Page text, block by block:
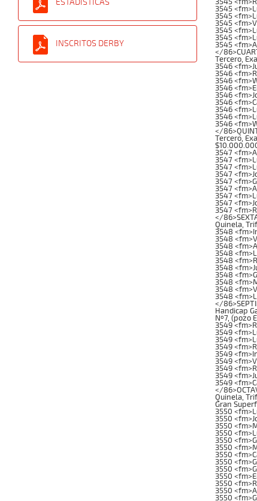
ESTADÍSTICAS
INSCRITOS DERBY
3545
3545
3545
3545
3545
3545
</
Tercero,
3546
3546
3546
3546
3546
3546
3546
3546
3546
</
Tercero,
3547
3547
3547
3547
3547
3547
3547
3547
3547
</
Quinela,
3548
3548
3548
3548
3548
3548
3548
3548
3548
3548
</
Handicap
Nº7, (pozo
3549
3549
3549
3549
3549
3549
3549
3549
3549
</
Quinela,
Gran
3550
3550
3550
3550
3550
3550
3550
3550
3550
3550
3550
3550
3550